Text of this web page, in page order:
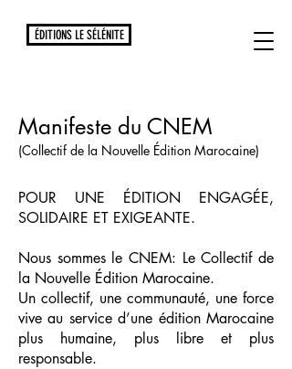
ÉDITIONS LE SÉLÉNITE
Manifeste du CNEM
(Collectif de la Nouvelle Édition Marocaine)
POUR UNE ÉDITION ENGAGÉE,
SOLIDAIRE ET EXIGEANTE.
Nous sommes le CNEM: Le Collectif de
la Nouvelle Édition Marocaine.
Un collectif, une communauté, une force
vive au service d’une édition Marocaine
plus humaine, plus libre et plus
responsable.